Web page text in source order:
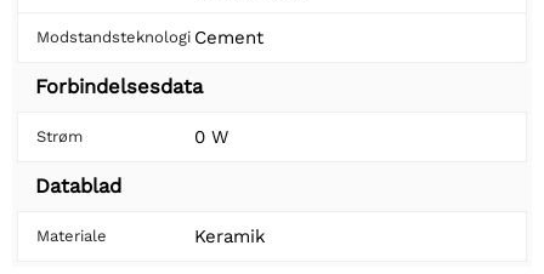
Modstandsteknologi Cement
Forbindelsesdata
Strøm 0 W
Datablad
Materiale Keramik